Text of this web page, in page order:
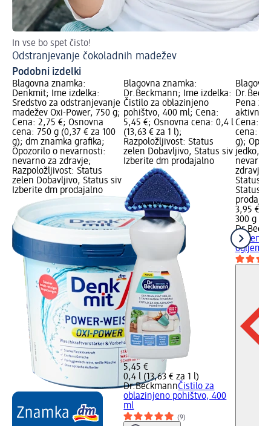
In vse bo spet čisto!
Odstranjevanje čokoladnih madežev
Podobni izdelki
Blagovna znamka:
Denkmit; Ime izdelka:
Sredstvo za odstranjevanje
madežev Oxi-Power, 750 g;
Cena: 2,75 €; Osnovna
cena: 750 g (0,37 € za 100
g); dm znamka grafika;
Opozorilo o nevarnosti:
nevarno za zdravje;
Razpoložljivost: Status
zelen Dobavljivo, Status siv
Izberite dm prodajalno
Blagovna znamka:
Dr.Beckmann; Ime izdelka:
Čistilo za oblazinjeno
pohištvo, 400 ml; Cena:
5,45 €; Osnovna cena: 0,4 l
(13,63 € za 1 l);
Razpoložljivost: Status
zelen Dobavljivo, Status siv
Izberite dm prodajalno
5,45 €
0,4 l (13,63 € za 1 l)
Dr.BeckmannČistilo za
oblazinjeno pohištvo, 400
ml
(9)
Pena za
Cena:
cena:
g);
jedko,
zdravje;
Status
Status
3,95 €
300 g
ogljem,